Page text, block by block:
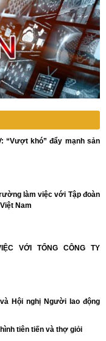
“Vượt khó” đẩy mạnh sản
làm việc với Tập đoàn
Nam
VỚI TỔNG CÔNG TY
Hội nghị Người lao động
tiên tiến và thợ giỏi